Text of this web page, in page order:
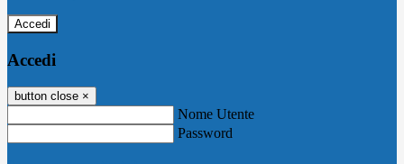
Accedi
Accedi
button close ×
Nome Utente
Password